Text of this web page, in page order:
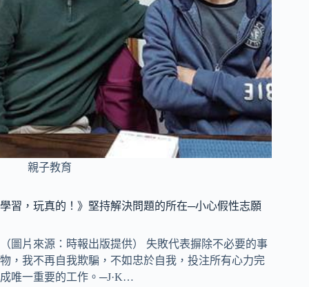
親子教育
學習，玩真的！》堅持解決問題的所在─小心假性志願
（圖片來源：時報出版提供） 失敗代表摒除不必要的事
物，我不再自我欺騙，不如忠於自我，投注所有心力完
成唯一重要的工作。─J·K…